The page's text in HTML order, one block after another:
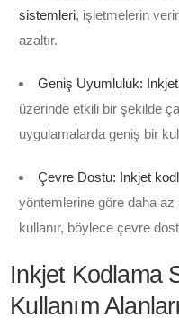
sistemleri, işletmelerin
azaltır.
Geniş Uyumluluk:
üzerinde etkili bir şekilde
uygulamalarda geniş bir
Çevre Dostu: Inkjet
yöntemlerine göre daha
kullanır, böylece çevre
Inkjet Kodlama
Kullanım Alanları